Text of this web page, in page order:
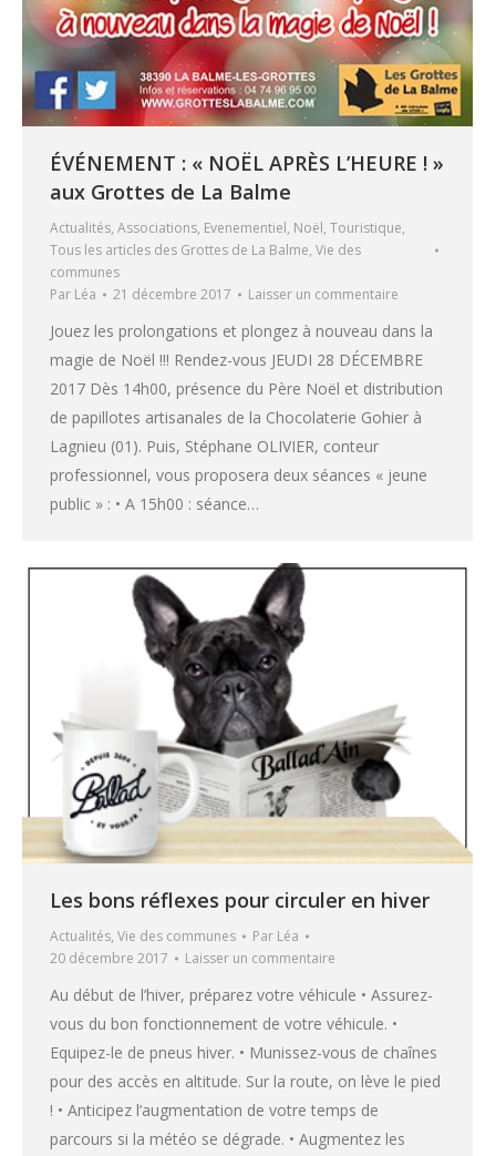
ÉVÉNEMENT : « NOËL APRÈS L’HEURE ! »
aux Grottes de La Balme
Actualités, Associations, Evenementiel, Noël, Touristique,
Tous les articles des Grottes de La Balme, Vie des
communes
Par Léa 21 décembre 2017 Laisser un commentaire
Jouez les prolongations et plongez à nouveau dans la
magie de Noël !!! Rendez-vous JEUDI 28 DÉCEMBRE
2017 Dès 14h00, présence du Père Noël et distribution
de papillotes artisanales de la Chocolaterie Gohier à
Lagnieu (01). Puis, Stéphane OLIVIER, conteur
professionnel, vous proposera deux séances « jeune
public » : • A 15h00 : séance…
Les bons réflexes pour circuler en hiver
Actualités, Vie des communes Par Léa
20 décembre 2017
Laisser un commentaire
Au début de l’hiver, préparez votre véhicule • Assurez-
vous du bon fonctionnement de votre véhicule. •
Equipez-le de pneus hiver. • Munissez-vous de chaînes
pour des accès en altitude. Sur la route, on lève le pied
! • Anticipez l’augmentation de votre temps de
parcours si la météo se dégrade. • Augmentez les